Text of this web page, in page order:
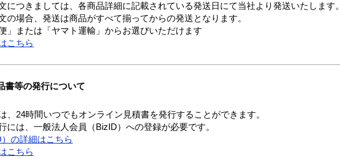
につきましては、各商品詳細に記載されている発送日にて当社より発送いたします。
の場合、発送は商品がすべて揃ってからの発送となります。
」または「ヤマト運輸」からお選びいただけます
こちら
書等の発行について
、24時間いつでもオンライン見積書を発行することができます。
には、一般法人会員（BizID）への登録が必要です。
の詳細はこちら
こちら